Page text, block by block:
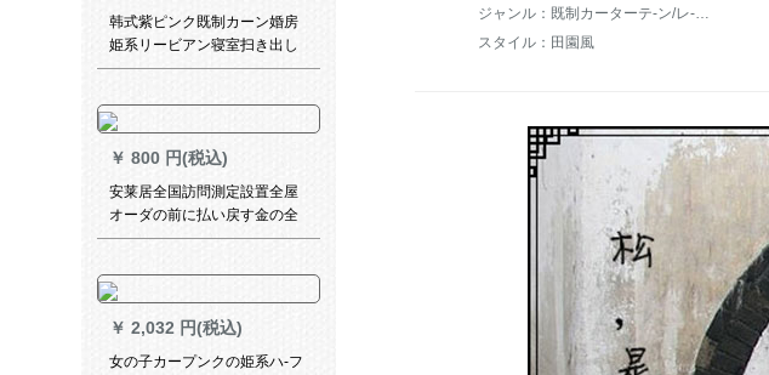
韩式紫ピンク既制カーン婚房
姫系リービアン寝室扫き出し
窓纱カーテーテン2メーテル幅
莱ースモモデル)
￥ 800 円(税込)
安莱居全国訪問測定設置全屋
オーダの前に払い戻す金の全
国訪問測定設定サービスビエ
提供します。
￥ 2,032 円(税込)
女の子カープンクの姫系ハ-フ
スタイル：田園風